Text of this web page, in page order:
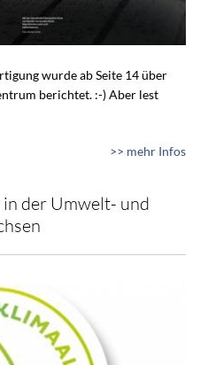
wurde ab Seite 14 über
berichtet. :-) Aber lest
>> mehr Infos
in der Umwelt- und